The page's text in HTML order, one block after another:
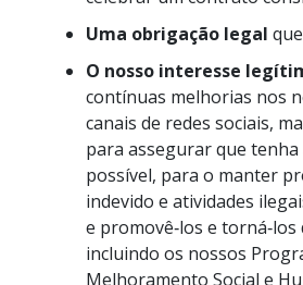
Uma obrigação legal
O nosso interesse
contínuas melhorias nos
canais de redes sociais,
para assegurar que
possível, para o manter
indevido e atividades
e promovê‑los e
incluindo os nossos
Melhoramento Social e